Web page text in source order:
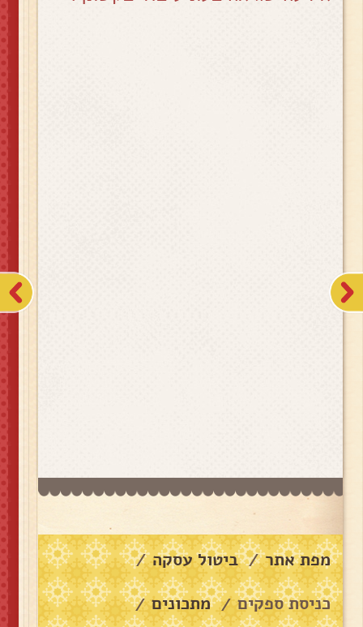
מפת אתר / ביטול עסקה /
כניסת ספקים / מתכונים /